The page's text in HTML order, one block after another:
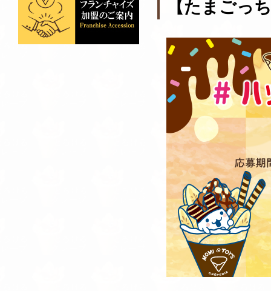
【たまごっ